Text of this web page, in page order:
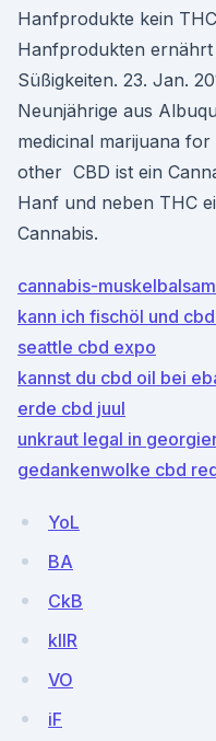
Hanfprodukte kein
Hanfprodukten
Süßigkeiten. 23. Jan.
Neunjährige aus
medicinal marijuana
other CBD ist ein
Hanf und neben THC
Cannabis.
cannabis-muskelbalsam
kann ich fischöl und
seattle cbd expo
kannst du cbd oil bei
erde cbd juul
unkraut legal in
gedankenwolke cbd
YoL
BA
CkB
kIIR
VO
iF